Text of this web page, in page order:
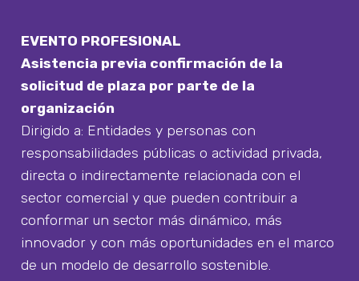
EVENTO PROFESIONAL
Asistencia previa confirmación de la
solicitud de plaza por parte de la
organización
Dirigido a: Entidades y personas con
responsabilidades públicas o actividad privada,
directa o indirectamente relacionada con el
sector comercial y que pueden contribuir a
conformar un sector más dinámico, más
innovador y con más oportunidades en el marco
de un modelo de desarrollo sostenible.